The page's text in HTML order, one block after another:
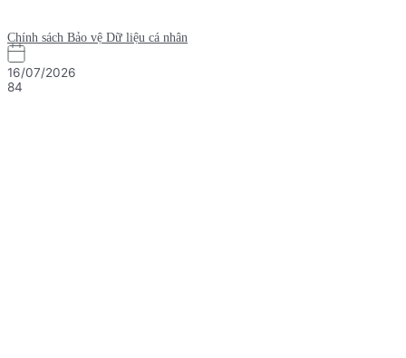
Chính sách Bảo vệ Dữ liệu cá nhân
16/07/2026
84